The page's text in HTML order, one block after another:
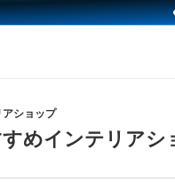
ショップ
すめインテリアシ